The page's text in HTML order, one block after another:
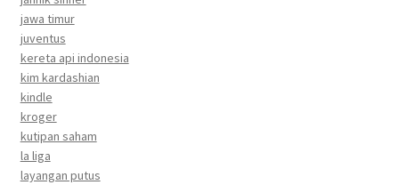
jawa timur
juventus
kereta api indonesia
kim kardashian
kindle
kroger
kutipan saham
la liga
layangan putus